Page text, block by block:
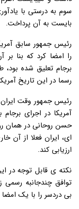
سوم به درستی با
بایست به آن پرداخت.
را امضا کرد که بنا
برجام تعلیق شده
رسما در این تاریخ
رئیس جمهور وقت ایران
آمریکا در اجرای
حسن روحانی در همان
ای، ایران فعلا از آن
ارزیابی کند.
نکته ی قابل توجه در
توافق چندجانبه
بی دردسر را با یک